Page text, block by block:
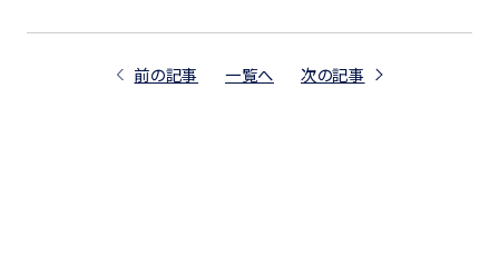
前の記事 一覧へ 次の記事